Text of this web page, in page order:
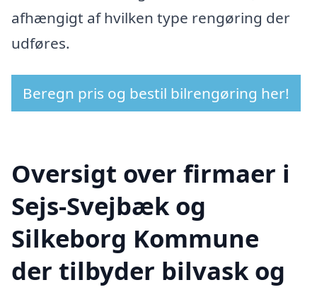
afhængigt af hvilken type rengøring der
udføres.
Beregn pris og bestil bilrengøring her!
Oversigt over firmaer i
Sejs-Svejbæk og
Silkeborg Kommune
der tilbyder bilvask og